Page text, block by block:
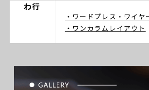
わ行
・ワードプレス ・ワイヤ
・ワンカラムレイアウト